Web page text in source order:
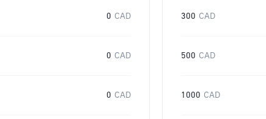
0 CAD
0 CAD
0 CAD
300 CAD
500 CAD
1000 CAD